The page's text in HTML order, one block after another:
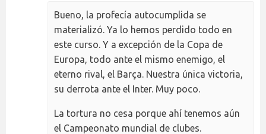
Bueno, la profecía autocumplida se
materializó. Ya lo hemos perdido todo en
este curso. Y a excepción de la Copa de
Europa, todo ante el mismo enemigo, el
eterno rival, el Barça. Nuestra única victoria,
su derrota ante el Inter. Muy poco.
La tortura no cesa porque ahí tenemos aún
el Campeonato mundial de clubes.